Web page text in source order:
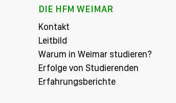
DIE HFM WEIMAR
Kontakt
Leitbild
Warum in Weimar studieren?
Erfolge von Studierenden
Erfahrungsberichte